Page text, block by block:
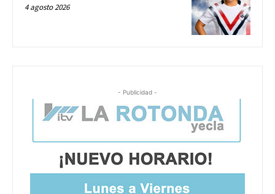
4 agosto 2026
- Publicidad -